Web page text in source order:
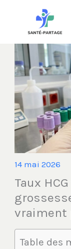
contenu
14 mai 2026
Taux
vraiment
Table des